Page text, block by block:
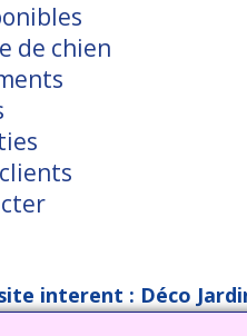
de chien
interent : Déco